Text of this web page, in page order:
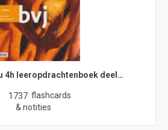
4h leeropdrachtenboek deel…
1737 flashcards
& notities